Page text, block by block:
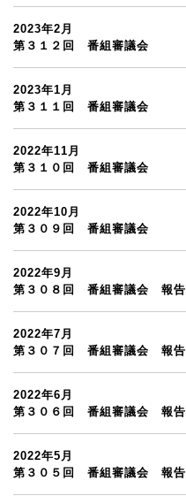
2023年2月
第３１２回 番組審議会
2023年1月
第３１１回 番組審議会
2022年11月
第３１０回 番組審議会
2022年10月
第３０９回 番組審議会
2022年9月
第３０８回 番組審議会 報告
2022年7月
第３０７回 番組審議会 報告
2022年6月
第３０６回 番組審議会 報告
2022年5月
第３０５回 番組審議会 報告